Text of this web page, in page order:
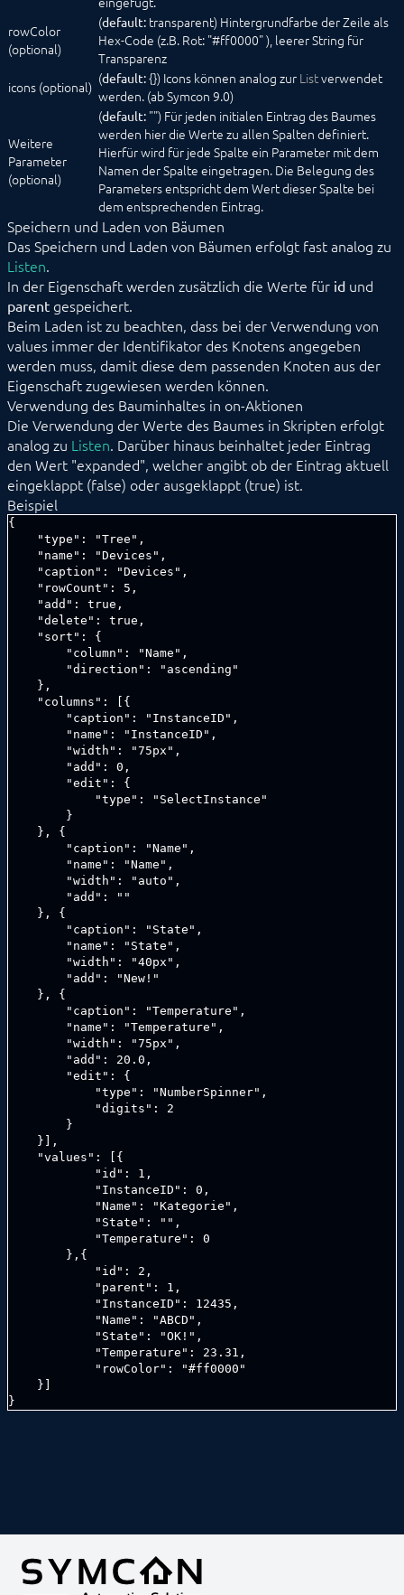
rowColor
(optional)
(default: transparent) Hintergrundfarbe der Zeile als
Hex-Code (z.B. Rot: "#ff0000" ), leerer String für
Transparenz
icons (optional) (default:{}) Icons können analog zur Listverwendet
werden. (ab Symcon 9.0)
Weitere
Parameter
(optional)
(default: "") Für jeden initialen Eintrag des Baumes
werden hier die Werte zu allen Spalten definiert.
Hierfür wird für jede Spalte ein Parameter mit dem
Namen der Spalte eingetragen. Die Belegung des
Parameters entspricht dem Wert dieser Spalte bei
dem entsprechenden Eintrag.
Speichern und Laden von Bäumen
Das Speichern und Laden von Bäumen erfolgt fast analog zu
Listen.
In der Eigenschaft werden zusätzlich die Werte für id und
parent gespeichert.
Beim Laden ist zu beachten, dass bei der Verwendung von
values immer der Identifikator des Knotens angegeben
werden muss, damit diese dem passenden Knoten aus der
Eigenschaft zugewiesen werden können.
Verwendung des Bauminhaltes in on-Aktionen
Die Verwendung der Werte des Baumes in Skripten erfolgt
analog zu Listen. Darüber hinaus beinhaltet jeder Eintrag
den Wert "expanded", welcher angibt ob der Eintrag aktuell
eingeklappt (false) oder ausgeklappt (true) ist.
Beispiel
{
    "type": "Tree",
    "name": "Devices",
    "caption": "Devices",
    "rowCount": 5,
    "add": true,
    "delete": true,
    "sort": {
        "column": "Name",
        "direction": "ascending"
    },
    "columns": [{
        "caption": "InstanceID",
        "name": "InstanceID",
        "width": "75px",
        "add": 0,
        "edit": {
            "type": "SelectInstance"
        }
    }, {
        "caption": "Name",
        "name": "Name",
        "width": "auto",
        "add": ""
    }, {
        "caption": "State",
        "name": "State",
        "width": "40px",
        "add": "New!"
    }, {
        "caption": "Temperature",
        "name": "Temperature",
        "width": "75px",
        "add": 20.0,
        "edit": {
            "type": "NumberSpinner",
            "digits": 2
        }
    }],
    "values": [{
            "id": 1,
            "InstanceID": 0,
            "Name": "Kategorie",
            "State": "",
            "Temperature": 0
        },{
            "id": 2,
            "parent": 1,
            "InstanceID": 12435,
            "Name": "ABCD",
            "State": "OK!",
            "Temperature": 23.31,
            "rowColor": "#ff0000"
    }]
}